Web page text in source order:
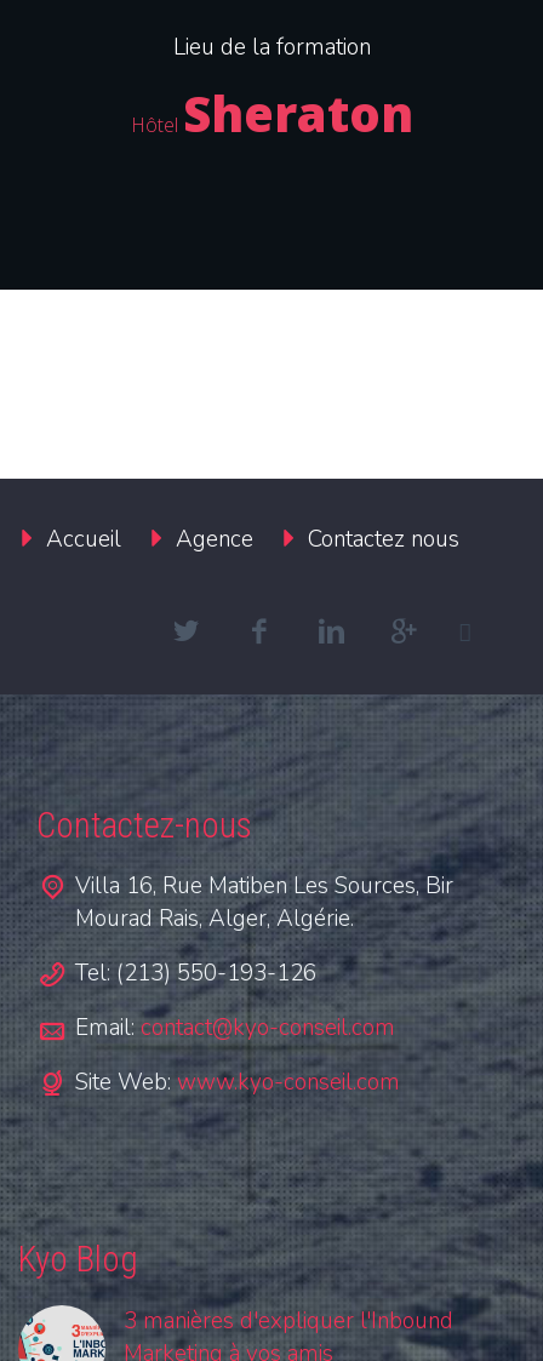
Lieu de la formation
Hôtel Sheraton
Accueil Agence Contactez nous
Contactez-nous
Villa 16, Rue Matiben Les Sources, Bir
Mourad Rais, Alger, Algérie.
Tel: (213) 550-193-126
Email: contact@kyo-conseil.com
Site Web:www.kyo-conseil.com
Kyo Blog
3 manières d'expliquer l'Inbound
Marketing à vos amis